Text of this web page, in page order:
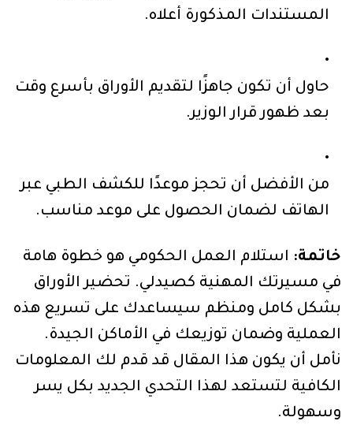
المستندات المذكورة أعلاه.
حاول أن تكون جاهزًا لتقديم الأوراق بأسرع وقت
بعد ظهور قرار الوزير.
من الأفضل أن تحجز موعدًا للكشف الطبي عبر
الهاتف لضمان الحصول على موعد مناسب.
خاتمة: استلام العمل الحكومي هو خطوة هامة
في مسيرتك المهنية كصيدلي. تحضير الأوراق
بشكل كامل ومنظم سيساعدك على تسريع هذه
العملية وضمان توزيعك في الأماكن الجيدة.
نأمل أن يكون هذا المقال قد قدم لك المعلومات
الكافية لتستعد لهذا التحدي الجديد بكل يسر
وسهولة.